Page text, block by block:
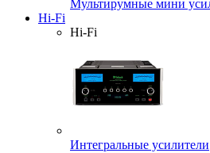
Мультирумные мини
Hi-Fi
Hi-Fi
Интегральные усилители